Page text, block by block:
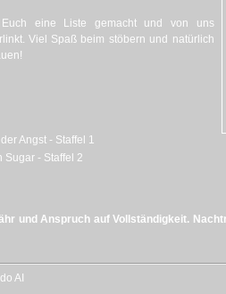
eine Liste gemacht und von uns
Viel Spaß beim stöbern und natürlich
Angst - Staffel 1
Sugar - Staffel 2
und Anspruch auf Vollständigkeit.
AI